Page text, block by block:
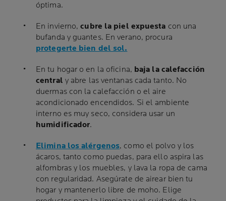
óptima.
En invierno,cubre la piel expuesta con una
bufanda y guantes. En verano, procura
protegerte bien del sol.
En tu hogar o en la oficina, baja la calefacción
central y abre las ventanas cada tanto. No
duermas con la calefacción o el aire
acondicionado encendidos. Si el ambiente
interno es muy seco, considera usar un
humidificador.
Elimina los alérgenos, como el polvo y los
ácaros, tanto como puedas, para ello aspira las
alfombras y los muebles, y lava la ropa de cama
con regularidad. Asegúrate de airear bien tu
hogar y mantenerlo libre de moho. Elige